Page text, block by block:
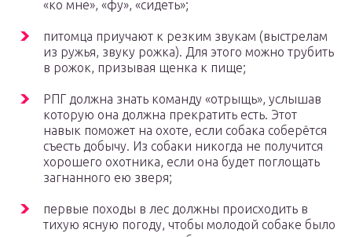
«ко мне», «фу», «сидеть»;
питомца приучают к резким звукам (выстрелам
из ружья, звуку рожка). Для этого можно трубить
в рожок, призывая щенка к пище;
РПГ должна знать команду «отрыщь», услышав
которую она должна прекратить есть. Этот
навык поможет на охоте, если собака соберётся
съесть добычу. Из собаки никогда не получится
хорошего охотника, если она будет поглощать
загнанного ею зверя;
первые походы в лес должны происходить в
тихую ясную погоду, чтобы молодой собаке было